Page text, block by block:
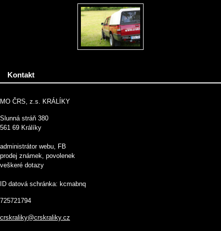
Kontakt
MO ČRS, z.s. KRÁLÍKY
Slunná stráň 380
561 69 Králíky
administrátor webu, FB
prodej známek, povolenek
veškeré dotazy
ID datová schránka: kcmabnq
725721794
crskraliky@crskraliky.cz